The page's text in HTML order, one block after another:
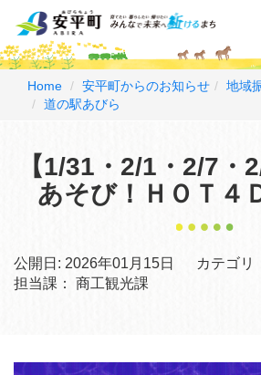
Home 安平町からのお知らせ
地域
道の駅あびら
【1/31・2/1・2/7・
あそび！ＨＯＴ４
公開日: 2026年01月15日 カテゴリ
担当課：
商工観光課